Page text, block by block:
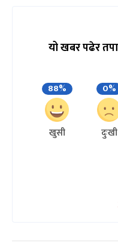
यो खबर पढेर
88%
खुसी
0%
दुःखी